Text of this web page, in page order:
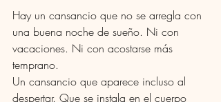
Hay un cansancio que no se arregla con
una buena noche de sueño. Ni con
vacaciones. Ni con acostarse más
temprano.
Un cansancio que aparece incluso al
despertar. Que se instala en el cuerpo